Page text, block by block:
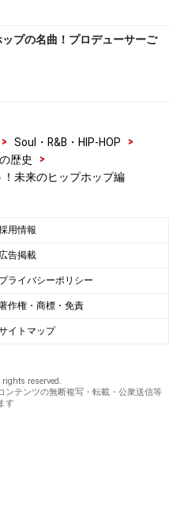
するコール
いとこの影響で12歳の頃
に出したミックステープ
ーデビューした後も、富
、地に足のついた活動を
イエットビルの若者たち
ムヴィル・ファウンデーシ
その運営にも情熱を注い
プの名曲！プロデューサーご
> Soul・R&B・HIP-HOP
>
歴史
>
未来のヒップホップ編
用情報
広告掲載
プライバシーポリシー
作権・商標・免責
イトマップ
reserved.
ンテンツの無断複写・転載・公衆送信等
す